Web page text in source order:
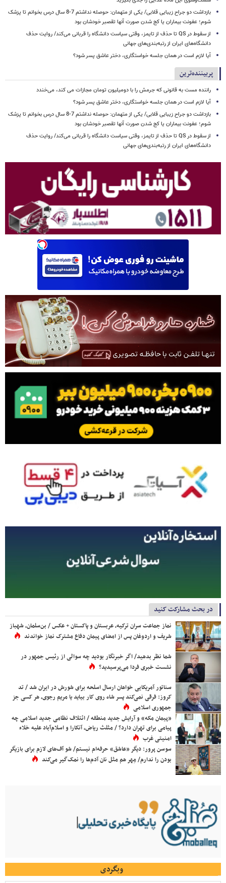
بازداشت دو جراح زیبایی قلابی/ یکی از متهمان: حوصله نداشتم 7-8 سال درس بخوانم تا پزشک
شوم؛ عفونت بیماران یا کج شدن صورت آنها تقصبر خودشان بود
از سقوط در QS تا حذف از تایمز، وقتی سیاست دانشگاه را قربانی می‌کند/ روایت حذف
دانشگاه‌های ایران از رتبه‌بندی‌های جهانی
آیا لازم است در همان جلسه خواستگاری، دختر عاشق پسر شود؟
پربیننده‌ترین
راننده مست به قانونی که جرمش را با دومیلیون تومان مجازات می کند، می‌خندد
آیا لازم است در همان جلسه خواستگاری، دختر عاشق پسر شود؟
بازداشت دو جراح زیبایی قلابی/ یکی از متهمان: حوصله نداشتم 7-8 سال درس بخوانم تا پزشک
شوم؛ عفونت بیماران یا کج شدن صورت آنها تقصبر خودشان بود
از سقوط در QS تا حذف از تایمز، وقتی سیاست دانشگاه را قربانی می‌کند/ روایت حذف
دانشگاه‌های ایران از رتبه‌بندی‌های جهانی
در بحث مشارکت کنید
نماز جماعت سران ترکیه، عربستان و پاکستان + عکس / بن‌سلمان، شهباز
شریف و اردوغان پس از امضای پیمان دفاع مشترک نماز خواندند
شما نظر بدهید/ اگر خبرنگار بودید چه سوالی از رئیس جمهور در
نشست خبری فردا می‌پرسیدید؟
سناتور آمریکایی خواهان ارسال اسلحه برای شورش در ایران شد / تد
کروز: فرقی نمی‌کند پسر شاه روی کار بیاید یا مریم رجوی، هر کسی جز
جمهوری اسلامی
«پیمان مکه» و آرایش جدید منطقه / ائتلاف نظامی جدید اسلامی چه
پیامی برای تهران دارد؟ / مثلث ریاض، آنکارا و اسلام‌آباد علیه خلاء
امنیتی غرب
سوسن پرور: دیگر «عاشق» حرفه‌ام نیستم/ شو آف‌های لازم برای بازیگر
بودن را ندارم/ مِهر هم مثل نان آدم‌ها را نمک‌گیر می‌کند
وبگردی